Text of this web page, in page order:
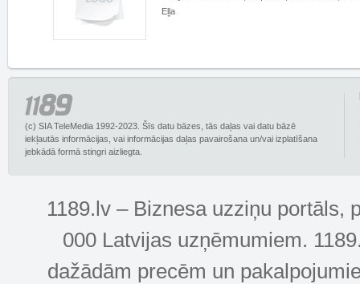
Eļļa
(c) SIA TeleMedia 1992-2023. Šīs datu bāzes, tās daļas vai datu bāzē
iekļautās informācijas, vai informācijas daļas pavairošana un/vai izplatīšana
jebkādā formā stingri aizliegta.
1189.lv – Biznesa uzziņu portāls,
000 Latvijas uzņēmumiem.
dažādām precēm un